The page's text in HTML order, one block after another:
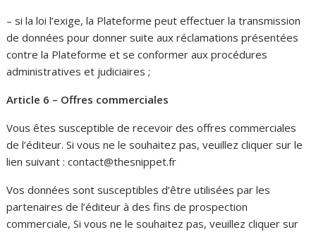
– si la loi l’exige, la Plateforme peut effectuer la transmission
de données pour donner suite aux réclamations présentées
contre la Plateforme et se conformer aux procédures
administratives et judiciaires ;
Article 6 – Offres commerciales
Vous êtes susceptible de recevoir des offres commerciales
de l’éditeur. Si vous ne le souhaitez pas, veuillez cliquer sur le
lien suivant : contact@thesnippet.fr
Vos données sont susceptibles d’être utilisées par les
partenaires de l’éditeur à des fins de prospection
commerciale, Si vous ne le souhaitez pas, veuillez cliquer sur